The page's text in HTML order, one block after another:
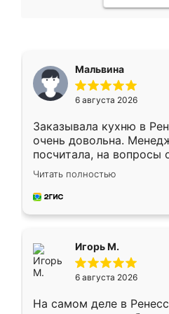
Мальвина
6 августа 2026
Заказывала кухню в
очень довольна.
посчитала, на вопросы
Замерщик приехал в
делу со всей
за день, ребята
Читать полностью
Игорь М.
6 августа 2026
На самом деле в